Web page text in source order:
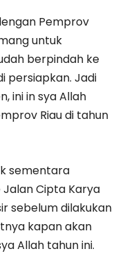
Pemprov
untuk
berpindah ke
persiapkan. Jadi
ini in sya Allah
Riau di tahun
sementara
Jalan Cipta Karya
sebelum dilakukan
kapan akan
Allah tahun ini.